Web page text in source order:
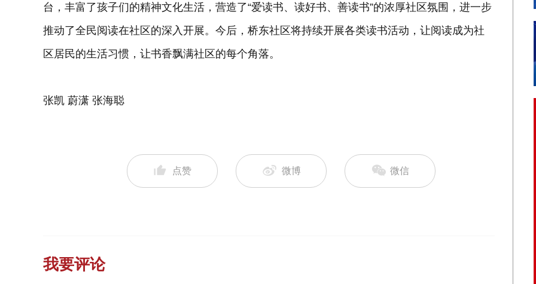
台，丰富了孩子们的精神文化生活，营造了“爱读书、读好书、善读书”的浓厚社区氛围，进一步
推动了全民阅读在社区的深入开展。今后，桥东社区将持续开展各类读书活动，让阅读成为社
区居民的生活习惯，让书香飘满社区的每个角落。
张凯 蔚潇 张海聪
点赞 微博 微信
我要评论